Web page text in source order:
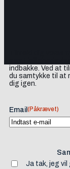
indbakke. Ved at
du samtykke til at
dig igen.
Email (Påkrævet)
Ja tak, jeg vil